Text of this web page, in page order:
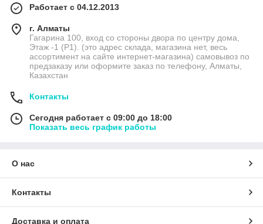
Работает с 04.12.2013
г. Алматы
Гагарина 100, вход со стороны двора по центру дома,
Этаж -1 (P1). (это адрес склада, магазина нет, весь
ассортимент на сайте интернет-магазина) самовывоз по
предзаказу или оформите заказ по телефону, Алматы,
Казахстан
Контакты
Сегодня работает с 09:00 до 18:00
Показать весь график работы
О нас
Контакты
Доставка и оплата